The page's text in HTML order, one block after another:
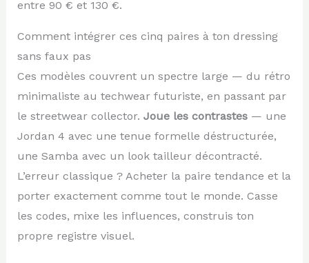
entre 90 € et 130 €.
Comment intégrer ces cinq paires à ton dressing
sans faux pas
Ces modèles couvrent un spectre large — du rétro
minimaliste au techwear futuriste, en passant par
le streetwear collector. Joue les contrastes— une
Jordan 4 avec une tenue formelle déstructurée,
une Samba avec un look tailleur décontracté.
L’erreur classique ? Acheter la paire tendance et la
porter exactement comme tout le monde. Casse
les codes, mixe les influences, construis ton
propre registre visuel.